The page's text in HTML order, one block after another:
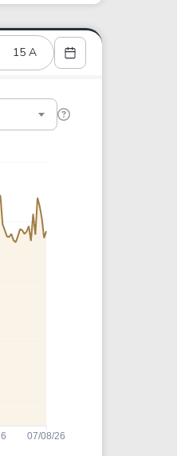
Inteligente
15 A